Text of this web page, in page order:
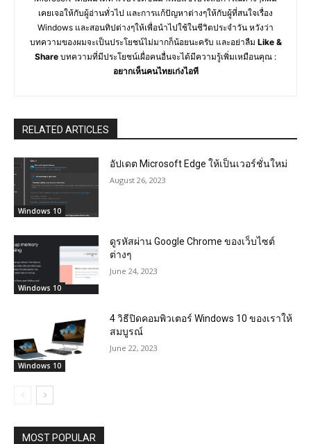
เคยเจอให้กับผู้อ่านทั่วไป และการแก้ปัญหาต่างๆให้กับผู้ที่สนใจเรื่อง
Windows และสอนทิปต่างๆให้เพื่อนำไปใช้ในชีวิตประจำวัน หวังว่า
บทความของผมจะเป็นประโยชน์ไม่มากก็น้อยนะครับ และอย่าลืม Like &
Share บทความที่มีประโยชน์เผื่อคนอื่นจะได้มีความรู้เพิ่มเหมือนคุณ :
อยากเห็นคนไทยเก่งไอที
RELATED ARTICLES
Windows 10
อัปเดต Microsoft Edge ให้เป็นเวอร์ชั่นใหม่
August 26, 2023
Windows 10
ดูรหัสผ่าน Google Chrome ของเว็บไซต์
ต่างๆ
June 24, 2023
Windows 10
4 วิธีปิดคอมพิวเตอร์ Windows 10 ของเราให้
สมบูรณ์
June 22, 2023
MOST POPULAR